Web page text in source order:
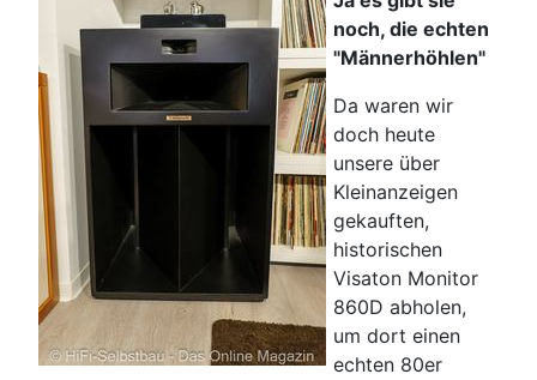
noch, die echten
"Männerhöhlen"
Da waren wir
doch heute
unsere über
Kleinanzeigen
gekauften,
historischen
Visaton Monitor
860D abholen,
um dort einen
echten 80er